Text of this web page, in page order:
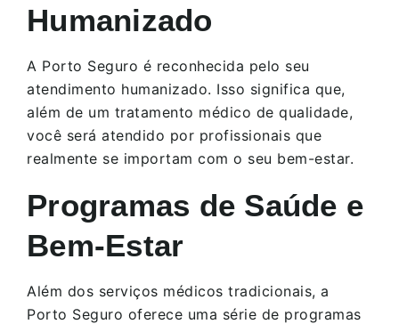
Humanizado
A Porto Seguro é reconhecida pelo seu
atendimento humanizado. Isso significa que,
além de um tratamento médico de qualidade,
você será atendido por profissionais que
realmente se importam com o seu bem-estar.
Programas de Saúde e
Bem-Estar
Além dos serviços médicos tradicionais, a
Porto Seguro oferece uma série de programas